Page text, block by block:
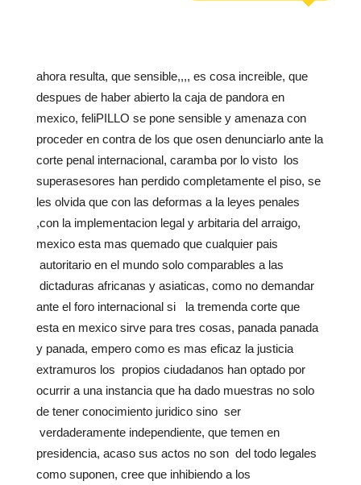
ahora resulta, que sensible,,,, es cosa increible, que
despues de haber abierto la caja de pandora en
mexico, feliPILLO se pone sensible y amenaza con
proceder en contra de los que osen denunciarlo ante la
corte penal internacional, caramba por lo visto los
superasesores han perdido completamente el piso, se
les olvida que con las deformas a la leyes penales
,con la implementacion legal y arbitaria del arraigo,
mexico esta mas quemado que cualquier pais
autoritario en el mundo solo comparables a las
dictaduras africanas y asiaticas, como no demandar
ante el foro internacional si la tremenda corte que
esta en mexico sirve para tres cosas, panada panada
y panada, empero como es mas eficaz la justicia
extramuros los propios ciudadanos han optado por
ocurrir a una instancia que ha dado muestras no solo
de tener conocimiento juridico sino ser
verdaderamente independiente, que temen en
presidencia, acaso sus actos no son del todo legales
como suponen, cree que inhibiendo a los